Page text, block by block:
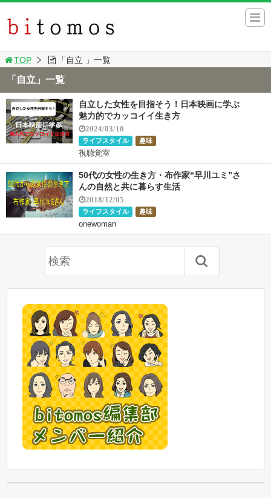
TOP 「自立 」一覧
「自立」一覧
自立した女性を目指そう！日本映画に学ぶ
魅力的でカッコイイ生き方
2024/03/10
ライフスタイル 趣味
視聴覚室
50代の女性の生き方・布作家“早川ユミ”さ
んの自然と共に暮らす生活
2018/12/05
ライフスタイル 趣味
onewoman